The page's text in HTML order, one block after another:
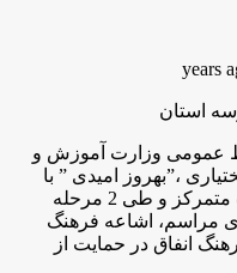
عمومی وزارت آموزش و
،”بهروز امیدی ” با
بیان این که جشن عاطفه ها به صورت متمرکز و طی 2 مرحله
مراسم، اشاعه فرهنگ
انفاق در حمایت از